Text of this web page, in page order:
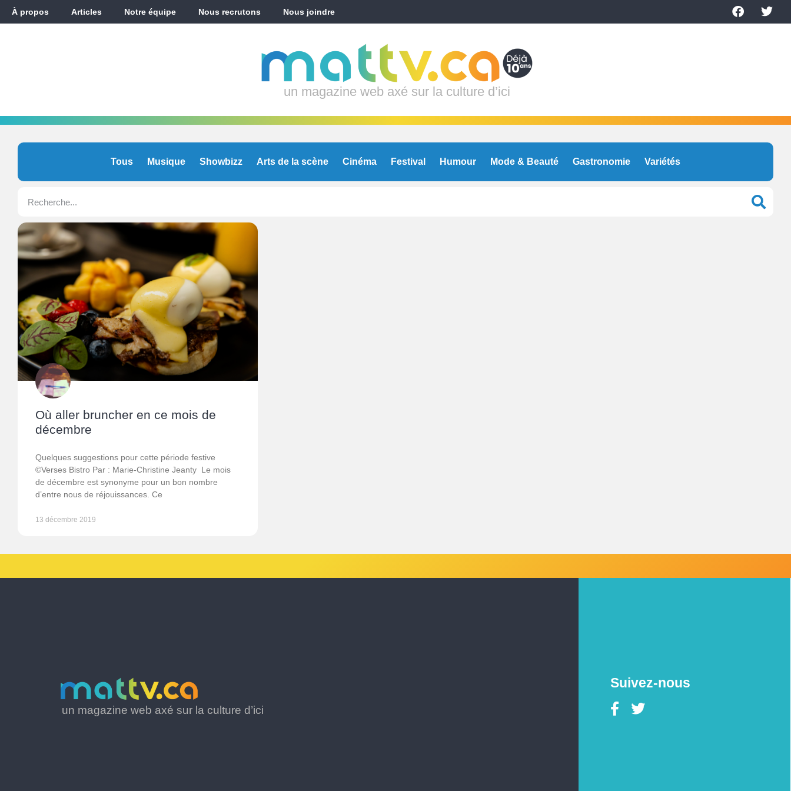
À propos Articles Notre équipe Nous recrutons Nous joindre
un magazine web axé sur la culture d’ici
Tous Musique Showbizz Arts de la scène Cinéma Festival Humour Mode & Beauté Gastronomie Variétés
Où aller bruncher en ce mois de
décembre
Quelques suggestions pour cette période festive
©Verses Bistro Par : Marie-Christine Jeanty Le mois
de décembre est synonyme pour un bon nombre
d’entre nous de réjouissances. Ce
13 décembre 2019
un magazine web axé sur la culture d’ici
Suivez-nous